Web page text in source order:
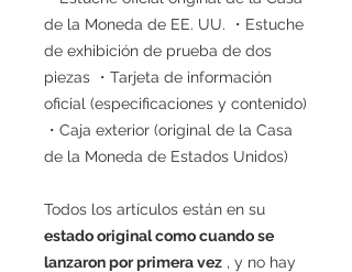
de la Moneda de EE. UU. ・Estuche
de exhibición de prueba de dos
piezas ・Tarjeta de información
oficial (especificaciones y contenido)
・Caja exterior (original de la Casa
de la Moneda de Estados Unidos)
Todos los artículos están en su
estado original como cuando se
lanzaron por primera vez , y no hay